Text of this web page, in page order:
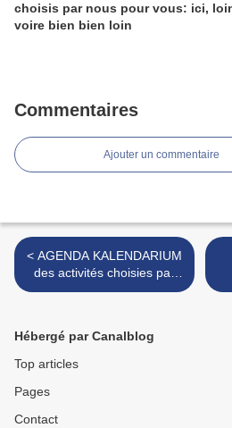
choisis par nous pour vous: ici,
voire bien bien loin
Commentaires
Ajouter un commentaire
< AGENDA KALENDARIUM
des activités choisies par
nous ici, ailleurs, voire très
Hébergé par Canalblog
Top articles
Pages
Contact